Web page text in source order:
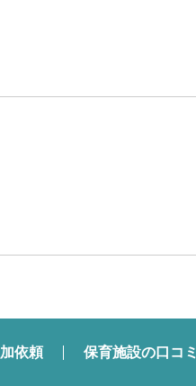
依頼 保育施設の口コミ